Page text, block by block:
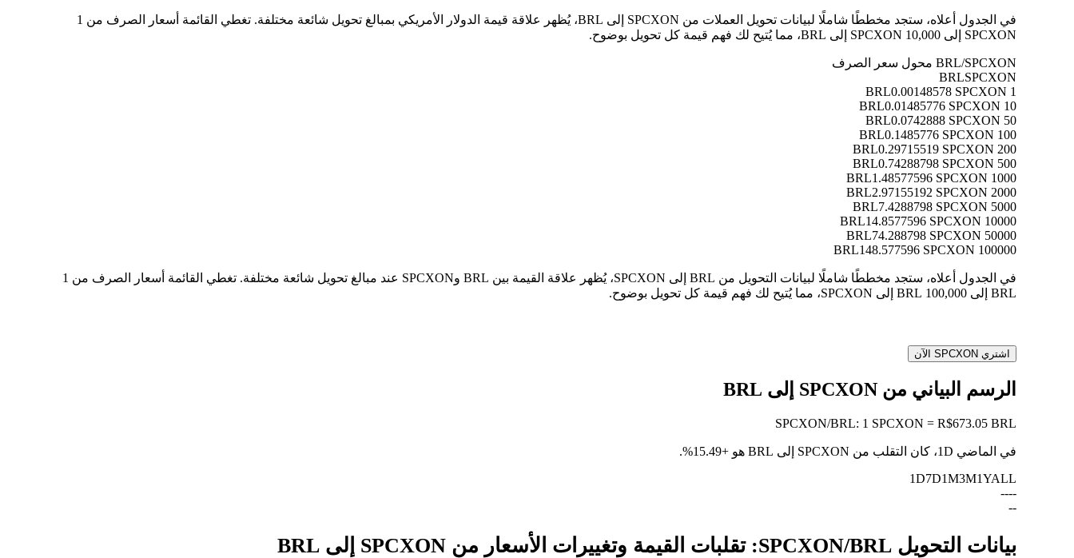
في الجدول أعلاه، ستجد مخططًا شاملًا لبيانات تحويل العملات من SPCXON إلى BRL، يُظهر علاقة قيمة الدولار الأمريكي بمبالغ تحويل شائعة مختلفة. تغطي القائمة أسعار الصرف من 1
SPCXON إلى 10,000 SPCXON إلى BRL، مما يُتيح لك فهم قيمة كل تحويل بوضوح.
BRL/SPCXON محول سعر الصرف
BRLSPCXON
1 BRL
0.00148578 SPCXON
10 BRL
0.01485776 SPCXON
50 BRL
0.0742888 SPCXON
100 BRL
0.1485776 SPCXON
200 BRL
0.29715519 SPCXON
500 BRL
0.74288798 SPCXON
1000 BRL
1.48577596 SPCXON
2000 BRL
2.97155192 SPCXON
5000 BRL
7.4288798 SPCXON
10000 BRL
14.8577596 SPCXON
50000 BRL
74.288798 SPCXON
100000 BRL
148.577596 SPCXON
في الجدول أعلاه، ستجد مخططًا شاملًا لبيانات التحويل من BRL إلى SPCXON، يُظهر علاقة القيمة بين BRL وSPCXON عند مبالغ تحويل شائعة مختلفة. تغطي القائمة أسعار الصرف من 1
BRL إلى 100,000 BRL إلى SPCXON، مما يُتيح لك فهم قيمة كل تحويل بوضوح.
اشتري SPCXON الآن
الرسم البياني من SPCXON إلى BRL
SPCXON/BRL: 1 SPCXON = R$673.05 BRL
في الماضي 1D، كان التقلب من SPCXON إلى BRL هو +15.49%
.
1D7D1M3M1YALL
--
--
--
بيانات التحويل SPCXON/BRL: تقلبات القيمة وتغييرات الأسعار من SPCXON إلى BRL